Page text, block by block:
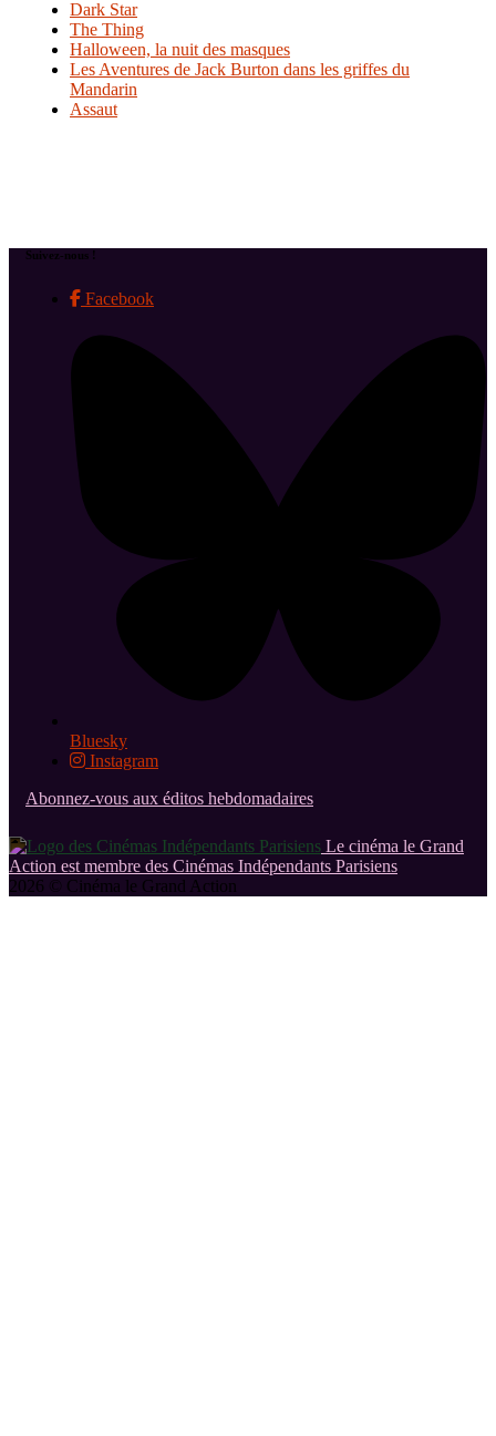
Dark Star
The Thing
Halloween, la nuit des masques
Les Aventures de Jack Burton dans les griffes du
Mandarin
Assaut
Suivez-nous !
Facebook
Bluesky
Instagram
Abonnez-vous aux éditos hebdomadaires
Le cinéma le Grand
Action est membre des Cinémas Indépendants Parisiens
2026 © Cinéma le Grand Action